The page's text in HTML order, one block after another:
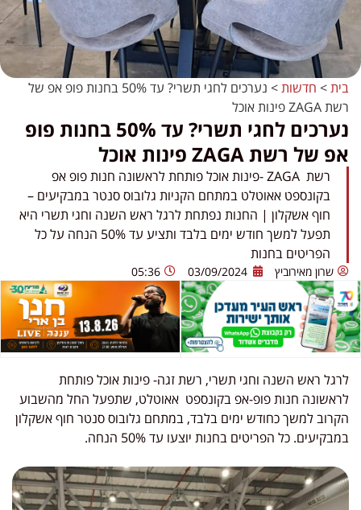
בית> חדשות>
נערכים לחגי תשרי? עד 50% בחנות פופ אפ של
רשת ZAGA פינות אוכל
נערכים לחגי תשרי? עד 50% בחנות פופ
אפ של רשת ZAGA פינות אוכל
רשת ZAGA -פינות אוכל פותחת לראשונה חנות פופ אפ
בקונספט אאוטלט במתחם הקניות גלובוס סנטר במבקיעים –
חוף אשקלון | החנות נפתחת לרגל ראש השנה וחגי תשרי היא
תפעל למשך חודש ימים בלבד ותציע עד 50% הנחה על כל
הפריטים בחנות
שרון מאירוביץ 03/09/2024
05:36
לרגל ראש השנה וחגי תשרי, רשת זגה- פינות אוכל פותחת
לראשונה חנות פופ-אפ בקונספט אאוטלט, שתפעל החל מהשבוע
הקרוב למשך כחודש ימים בלבד, במתחם גלובוס סנטר חוף אשקלון
במבקיעים. כל הפריטים בחנות יוצעו עד 50% הנחה.